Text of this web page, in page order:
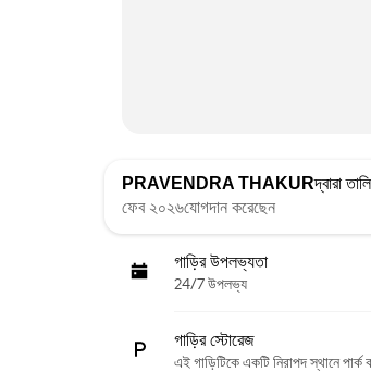
PRAVENDRA THAKURদ্বারা
ফেব ২০২৬যোগদান করেছেন
গাড়ির উপলভ্যতা
24/7 উপলভ্য
গাড়ির স্টোরেজ
এই গাড়িটিকে একটি নিরাপদ স্থানে